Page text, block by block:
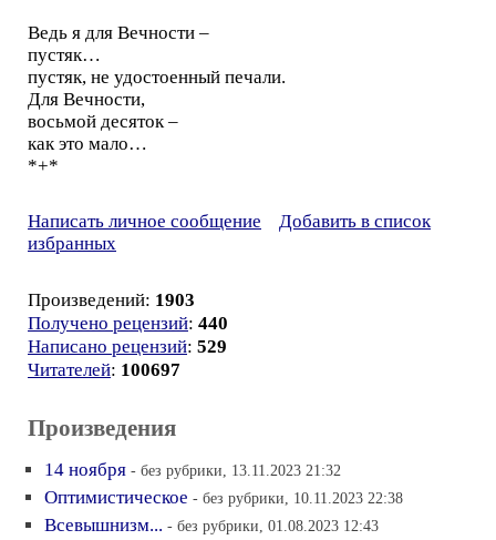
Ведь я для Вечности –
пустяк…
пустяк, не удостоенный печали.
Для Вечности,
восьмой десяток –
как это мало…
*+*
Написать личное сообщение
Добавить в список
избранных
Произведений: 1903
Получено рецензий: 440
Написано рецензий: 529
Читателей: 100697
Произведения
14 ноября - без рубрики, 13.11.2023 21:32
Оптимистическое - без рубрики, 10.11.2023 22:38
Всевышнизм... - без рубрики, 01.08.2023 12:43